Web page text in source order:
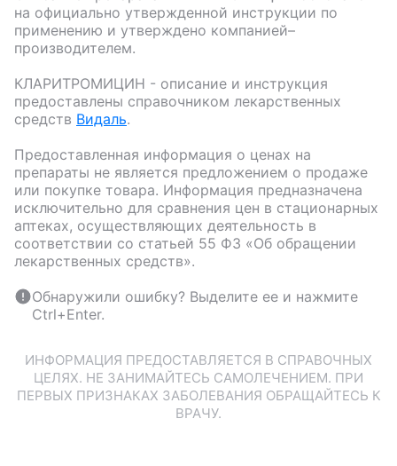
на официально утвержденной инструкции по
применению и утверждено компанией–
производителем.
КЛАРИТРОМИЦИН - описание и инструкция
предоставлены справочником лекарственных
средств Видаль.
Предоставленная информация о ценах на
препараты не является предложением о продаже
или покупке товара. Информация предназначена
исключительно для сравнения цен в стационарных
аптеках, осуществляющих деятельность в
соответствии со статьей 55 ФЗ «Об обращении
лекарственных средств».
Обнаружили ошибку? Выделите ее и нажмите
Ctrl+Enter.
ИНФОРМАЦИЯ ПРЕДОСТАВЛЯЕТСЯ В СПРАВОЧНЫХ
ЦЕЛЯХ. НЕ ЗАНИМАЙТЕСЬ САМОЛЕЧЕНИЕМ. ПРИ
ПЕРВЫХ ПРИЗНАКАХ ЗАБОЛЕВАНИЯ ОБРАЩАЙТЕСЬ К
ВРАЧУ.